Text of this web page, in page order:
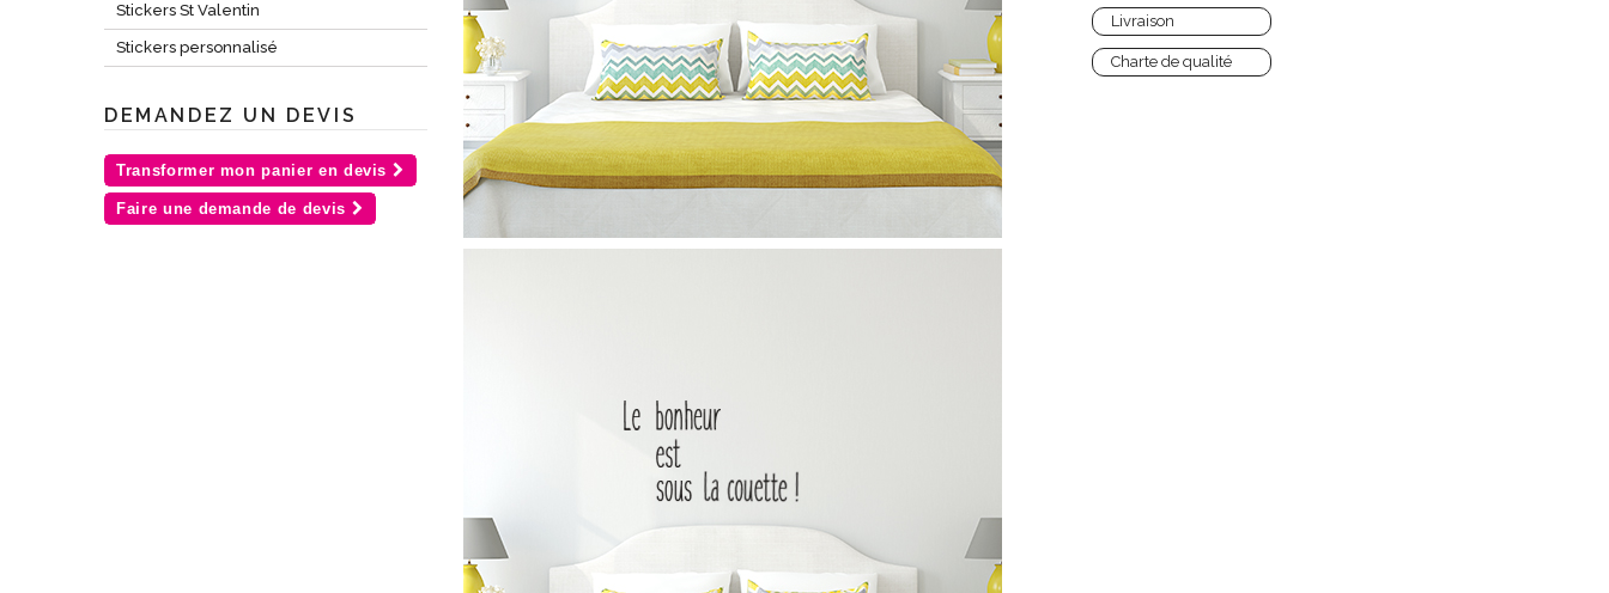
Stickers St Valentin
Stickers personnalisé
DEMANDEZ UN DEVIS
Transformer mon panier en devis
Faire une demande de devis
Livraison
Charte de qualité